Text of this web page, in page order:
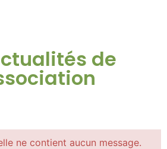
de
ne contient aucun message.